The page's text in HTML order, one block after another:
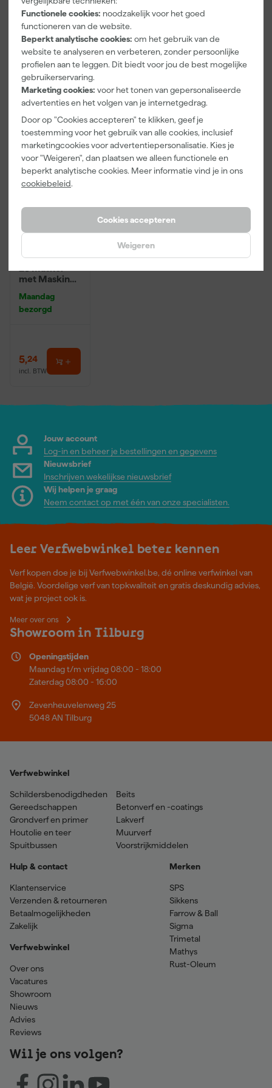
Functionele cookies: noodzakelijk voor het goed
functioneren van de website.
Beperkt analytische cookies: om het gebruik van de
website te analyseren en verbeteren, zonder persoonlijke
profielen aan te leggen. Dit biedt voor jou de best mogelijke
gebruikerservaring.
Marketing cookies: voor het tonen van gepersonaliseerde
advertenties en het volgen van je internetgedrag.
Door op "Cookies accepteren" te klikken, geef je
toestemming voor het gebruik van alle cookies, inclusief
marketingcookies voor advertentiepersonalisatie. Kies je
voor "Weigeren", dan plaatsen we alleen functionele en
beperkt analytische cookies. Meer informatie vind je in ons
cookiebeleid.
Cookies accepteren
Weigeren
n Pakket
Maandag
bezorgd
1,00
incl. BTW
And Go 1,25L
- Roller 10cm
+ 3
Inzetbakken
Maandag
bezorgd
5,49
incl. BTW
Platinum
r - 5cm (2st)
bezorgd
Adviesprijs 4,17
3,64
incl. BTW
Kip Tape 332-
25 Masker
met Masking
33m
Maandag
bezorgd
5,24
incl. BTW
Jouw account
Log-in en beheer je bestellingen en gegevens
Nieuwsbrief
Inschrijven wekelijkse nieuwsbrief
Wij helpen je graag
Neem contact op met één van onze specialisten.
Leer Verfwebwinkel beter kennen
Verf kopen doe je bij Verfwebwinkel.be, dé online verfwinkel van
België. Voordelige verf van topkwaliteit en gratis deskundig advies,
wat je project ook is.
Meer over ons
Showroom in Tilburg
Openingstijden
Maandag t/m vrijdag 08:00 - 18:00
Zaterdag 08:00 - 16:00
Zevenheuvelenweg 25
5048 AN Tilburg
Verfwebwinkel
Schildersbenodigdheden
Gereedschappen
Grondverf en primer
Houtolie en teer
Spuitbussen
Beits
Betonverf en -coatings
Lakverf
Muurverf
Voorstrijkmiddelen
Hulp & contact
Klantenservice
Verzenden & retourneren
Betaalmogelijkheden
Zakelijk
Verfwebwinkel
Over ons
Vacatures
Showroom
Nieuws
Advies
Reviews
Merken
SPS
Sikkens
Farrow & Ball
Sigma
Trimetal
Mathys
Rust-Oleum
Wil je ons volgen?